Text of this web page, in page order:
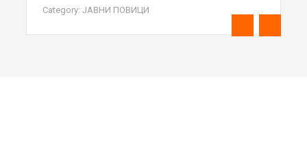
Category: ЈАВНИ ПОВИЦИ